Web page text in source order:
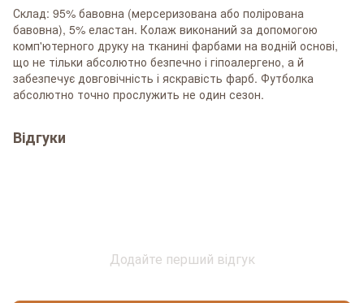
Склад: 95% бавовна (мерсеризована або полірована
бавовна), 5% еластан. Колаж виконаний за допомогою
комп'ютерного друку на тканині фарбами на водній основі,
що не тільки абсолютно безпечно і гіпоалергено, а й
забезпечує довговічність і яскравість фарб. Футболка
абсолютно точно прослужить не один сезон.
Відгуки
Додайте перший відгук